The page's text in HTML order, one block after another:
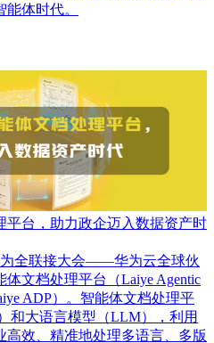
体时代。
平台，助力政企迈入数据资产时
为全联接大会——华为云全球伙
文档处理平台（Laiye Agentic
ADP）。智能体文档处理平
和大语言模型（LLM），利用
效、精准地处理多语言、多版